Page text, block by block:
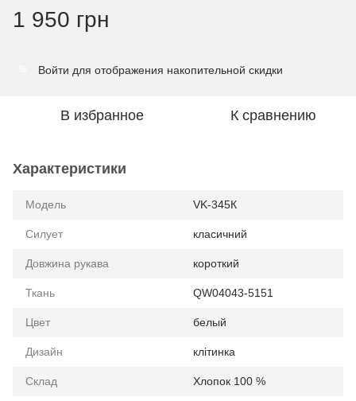
1 950 грн
Войти для отображения накопительной скидки
В избранное К сравнению
Характеристики
Модель VK-345К
Силует класичний
Довжина рукава короткий
Ткань QW04043-5151
Цвет белый
Дизайн клітинка
Склад Хлопок 100 %